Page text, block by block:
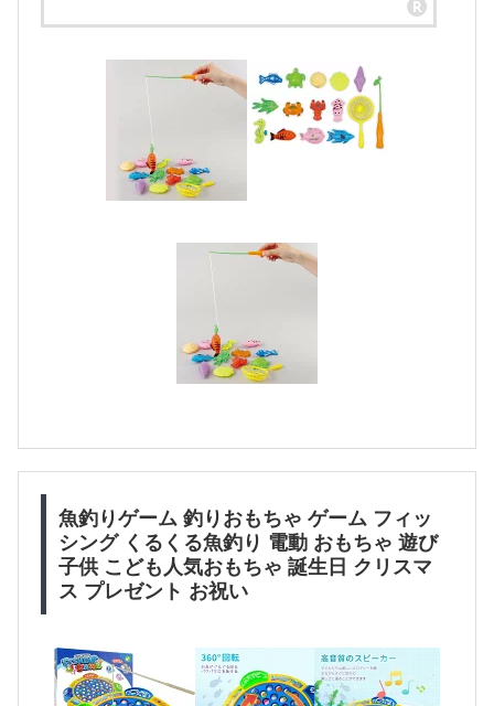
魚釣りゲーム 釣りおもちゃ ゲーム フィッ
シング くるくる魚釣り 電動 おもちゃ 遊び
子供 こども人気おもちゃ 誕生日 クリスマ
ス プレゼント お祝い